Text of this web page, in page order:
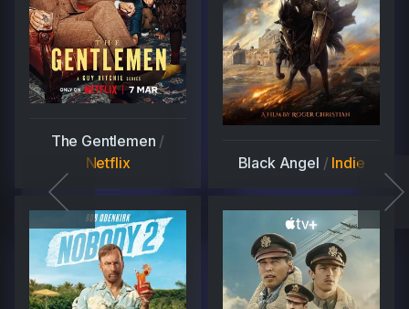
The Gentlemen /
Netflix
Black Angel / Indie